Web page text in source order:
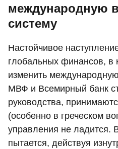
международную
систему
Настойчивое
глобальных финансов, в
изменить
МВФ и Всемирный банк
руководства,
(особенно в греческом
управления не ладится.
пытается, действуя